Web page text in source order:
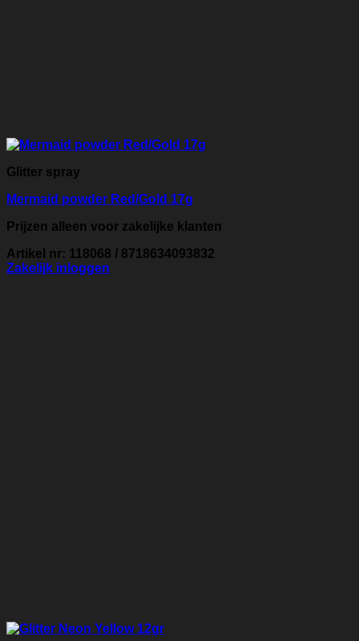
Glitter spray
Mermaid powder Red/Gold 17g
Prijzen alleen voor zakelijke klanten
Artikel nr: 118068 / 8718634093832
Zakelijk inloggen